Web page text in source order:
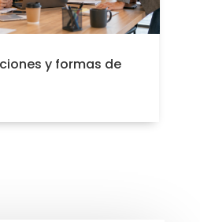
y formas de